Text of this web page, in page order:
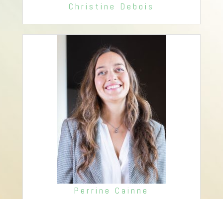
Christine Debois
Perrine Cainne